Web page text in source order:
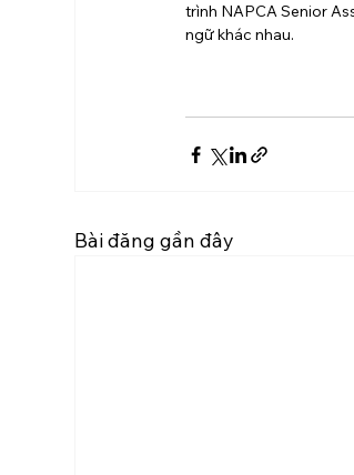
trình NAPCA Senior
ngữ khác nhau.
Bài đăng gần đây